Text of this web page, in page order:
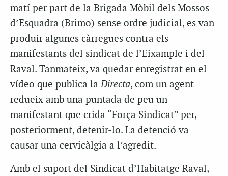
matí per part de la Brigada Mòbil dels Mossos
d’Esquadra (Brimo) sense ordre judicial, es van
produir algunes càrregues contra els
manifestants del sindicat de l’Eixample i del
Raval. Tanmateix, va quedar enregistrat en el
vídeo que publica laDirecta, com un agent
redueix amb una puntada de peu un
manifestant que crida “Força Sindicat” per,
posteriorment, detenir-lo. La detenció va
causar una cervicàlgia a l’agredit.
Amb el suport del Sindicat d’Habitatge Raval,